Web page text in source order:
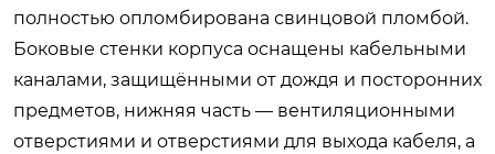
полностью опломбирована свинцовой пломбой.
Боковые стенки корпуса оснащены кабельными
каналами, защищёнными от дождя и посторонних
предметов, нижняя часть — вентиляционными
отверстиями и отверстиями для выхода кабеля, а